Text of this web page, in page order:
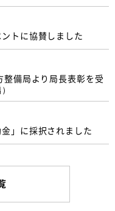
トに協賛しました
備局より局長表彰を受
」に採択されました